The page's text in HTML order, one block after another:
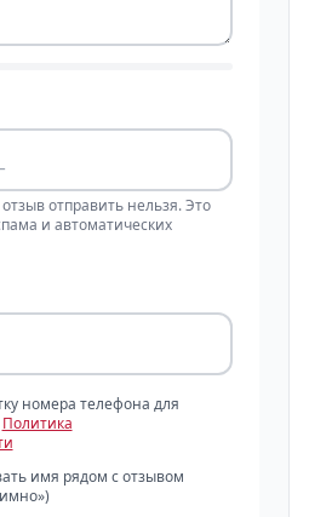
отправить нельзя. Это
и автоматических
номера телефона для
Политика
имя рядом с отзывом